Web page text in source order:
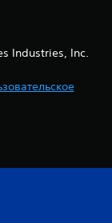
Industries, Inc.